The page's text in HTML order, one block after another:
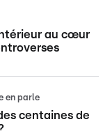
au cœur
en parle
centaines de